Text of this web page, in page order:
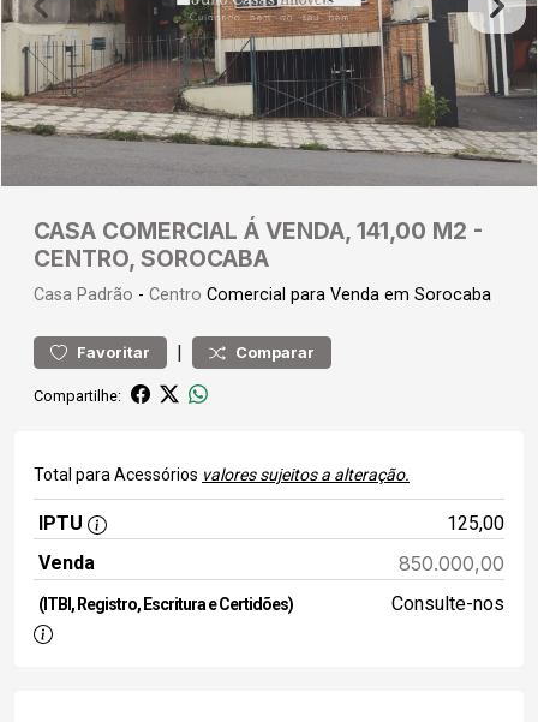
CASA COMERCIAL Á VENDA, 141,00 M2 -
CENTRO, SOROCABA
Casa Padrão - Centro Comercial para Venda em Sorocaba
Favoritar | Comparar
Compartilhe:
Total para Acessórios valores sujeitos a alteração.
IPTU
125,00
Venda
850.000,00
(ITBI, Registro, Escritura e Certidões) Consulte-nos